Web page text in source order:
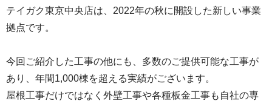
テイガク東京中央店は、2022年の秋に開設した新しい事業
拠点です。
今回ご紹介した工事の他にも、多数のご提供可能な工事が
あり、年間1,000棟を超える実績がございます。
屋根工事だけではなく外壁工事や各種板金工事も自社の専